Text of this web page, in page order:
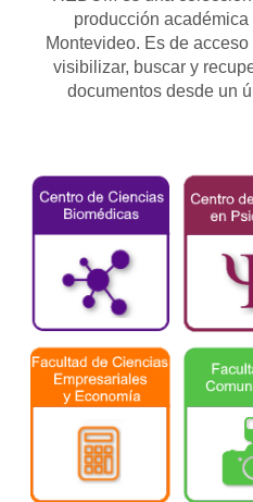
producción
Montevideo. Es de
visibilizar, buscar y
documentos desde un